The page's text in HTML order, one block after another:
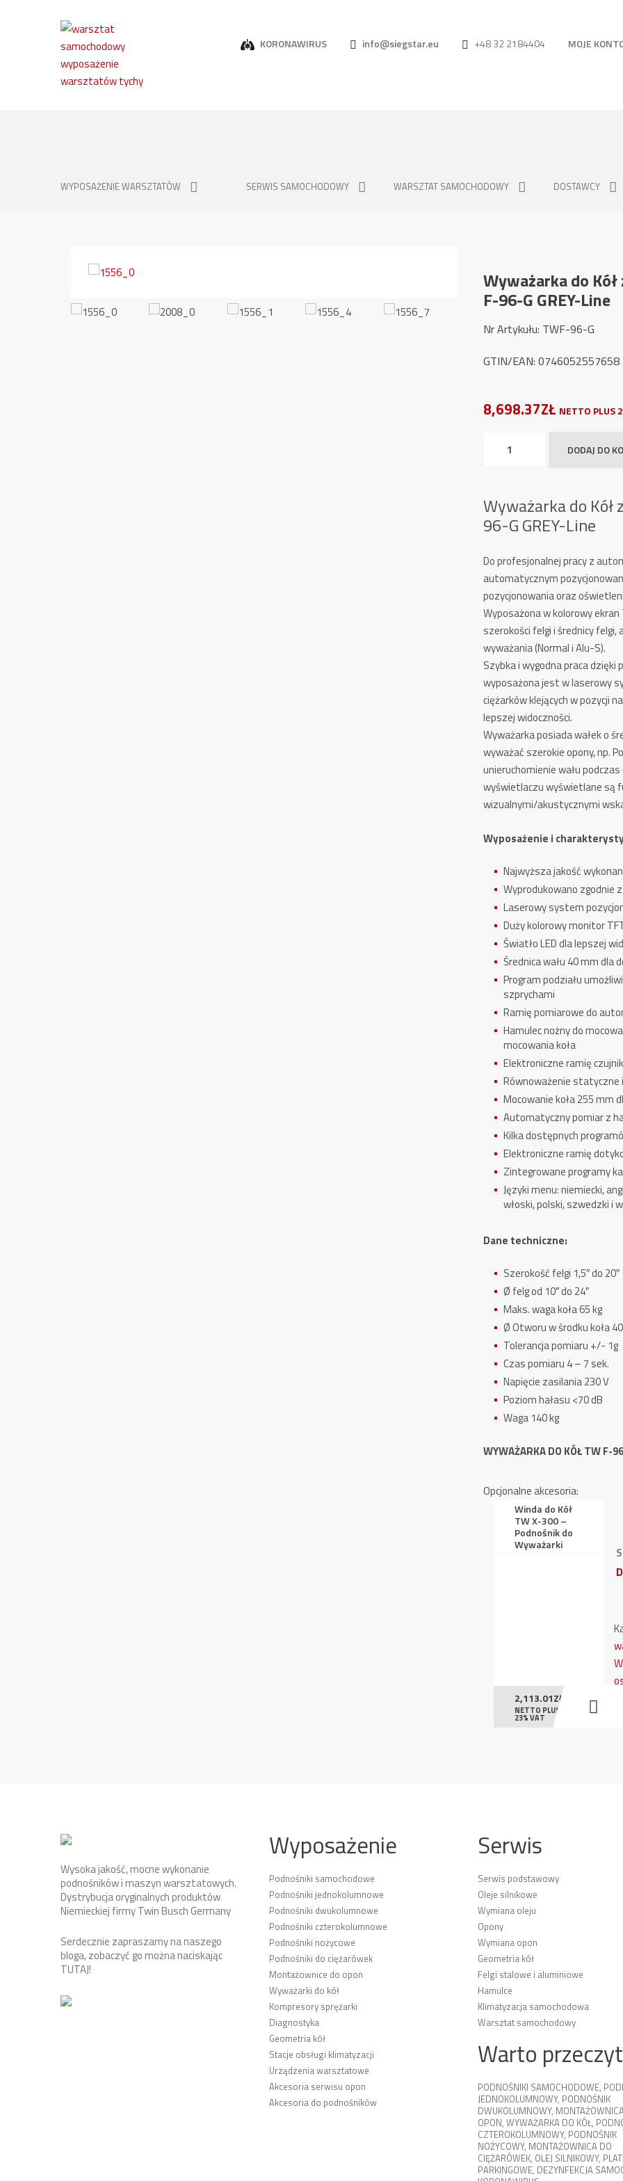
KORONAWIRUS info@siegstar.eu +48 32 2184404 MOJE
WYPOSAŻENIE WARSZTATÓW SERWIS SAMOCHODOWY WARSZTAT SAMOCHODOWY DOSTAWCY
Wyważarka do
F-96-G GREY-Line
Nr Artykułu: TWF-96-G
GTIN/EAN: 0746052557658
8,698.37ZŁ NETTO PLUS
Wyważarka
z
uchwytem
TW
F-
96-
G
GREY-
Line
DODAJ DO
Wyważarka do
96-G GREY-Line
Do profesjonalnej pracy z
automatycznym
pozycjonowania oraz
Wyposażona w kolorowy
szerokości felgi i średnicy
wyważania (Normal i Alu-S).
Szybka i wygodna praca
wyposażona jest w laserowy
ciężarków klejących w pozycji
lepszej widoczności.
Wyważarka posiada wałek o
wyważać szerokie opony, np.
unieruchomienie wału
wyświetlaczu wyświetlane są
wizualnymi/akustycznymi
Wyposażenie i
Najwyższa jakość
Wyprodukowano zgodnie z
Laserowy system
Duży kolorowy monitor
Światło LED dla lepszej
Średnica wału 40 mm dla
Program podziału
szprychami
Ramię pomiarowe do
Hamulec nożny do
mocowania koła
Elektroniczne ramię
Równoważenie statyczne
Mocowanie koła 255 mm
Automatyczny pomiar z
Kilka dostępnych
Elektroniczne ramię
Zintegrowane programy
Języki menu: niemiecki,
włoski, polski, szwedzki i
Dane techniczne:
Szerokość felgi 1,5″ do 20″
Ø felg od 10″ do 24″
Maks. waga koła65 kg
Ø Otworu w środku koła
Tolerancja pomiaru +/- 1g
Czas pomiaru 4 – 7 sek.
Napięcie zasilania 230 V
Poziom hałasu <70 dB
Waga 140 kg
WYWAŻARKA DO KÓŁ TW F-96
Opcjonalne akcesoria:
Winda do Kół
TW X-300 –
Podnośnik do
Wyważarki
2,113.01ZŁ
NETTO PLUS
23% VAT
Wysoka jakość, mocne wykonanie
podnośników i maszyn warsztatowych.
Dystrybucja oryginalnych produktów
Niemieckiej firmy Twin Busch Germany
Serdecznie zapraszamy na naszego
bloga, zobaczyć go można naciskając
TUTAJ!
Wyposażenie
Podnośniki samochodowe
Podnośniki jednokolumnowe
Podnośniki dwukolumnowe
Podnośniki czterokolumnowe
Podnośniki nożycowe
Podnośniki do ciężarówek
Montażownice do opon
Wyważarki do kół
Kompresory sprężarki
Diagnostyka
Geometria kół
Stacje obsługi klimatyzacji
Urządzenia warsztatowe
Akcesoria serwisu opon
Akcesoria do podnośników
Serwis
Serwis podstawowy
Oleje silnikowe
Wymiana oleju
Opony
Wymiana opon
Geometria kół
Felgi stalowe i aluminiowe
Hamulce
Klimatyzacja samochodowa
Warsztat samochodowy
Warto
PODNOŚNIKI SAMOCHODOWE,
JEDNOKOLUMNOWY, PODNOŚNIK
DWUKOLUMNOWY,
OPON, WYWAŻARKA DO KÓŁ,
CZTEROKOLUMNOWY, PODNOŚNIK
NOŻYCOWY, MONTAŻOWNICA DO
CIĘŻARÓWEK, OLEJ SILNIKOWY,
PARKINGOWE, DEZYNFEKCJA